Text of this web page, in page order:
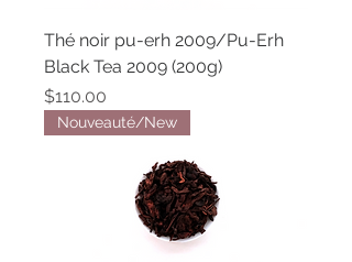
Thé noir pu-erh 2009/Pu-Erh
Black Tea 2009 (200g)
Price
$110.00
Nouveauté/New